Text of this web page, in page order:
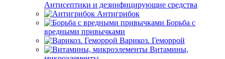
Антисептики и дезинфицирующие средства
Антигрибок
Борьба с
вредными привычками
Варикоз. Геморрой
Витамины,